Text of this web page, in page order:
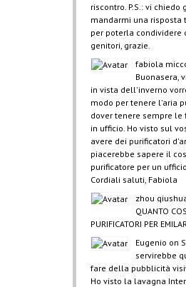
riscontro. P.S.: vi
mandarmi una risposta
per poterla condividere
genitori, grazie.
fabiola
Buonasera,
in vista dell'inverno
modo per tenere l'aria
dover tenere sempre le
in ufficio. Ho visto sul
avere dei purificatori
piacerebbe sapere il
purificatore per un
Cordiali saluti, Fabiola
zhou
QUANTO
PURIFICATORI PER
Eugenio on
servirebbe
fare della pubblicità
Ho visto la lavagna